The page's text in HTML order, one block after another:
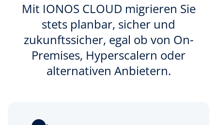
Mit IONOS CLOUD migrieren Sie
stets planbar, sicher und
zukunftssicher, egal ob von On-
Premises, Hyperscalern oder
alternativen Anbietern.